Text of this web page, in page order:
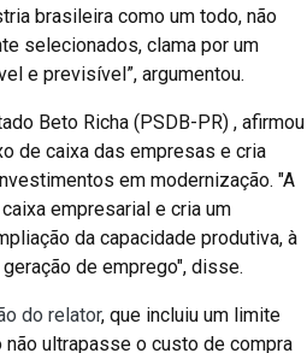
brasileira como um todo, não
selecionados, clama por um
e previsível”, argumentou.
Beto Richa (PSDB-PR) , afirmou
de caixa das empresas e cria
em modernização. "A
empresarial e cria um
da capacidade produtiva, à
de emprego", disse.
do relator, que incluiu um limite
ultrapasse o custo de compra